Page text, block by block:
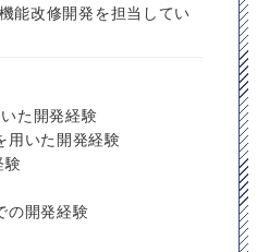
能改修開発を担当してい
た開発経験
用いた開発経験
験
の開発経験